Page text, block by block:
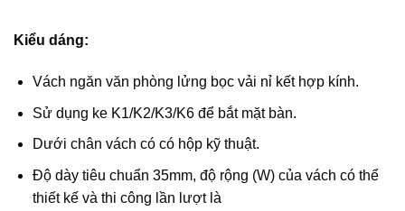
Kiểu dáng:
Vách ngăn văn phòng lửng bọc vải nỉ kết hợp kính.
Sử dụng ke K1/K2/K3/K6 để bắt mặt bàn.
Dưới chân vách có có hộp kỹ thuật.
Độ dày tiêu chuẩn 35mm, độ rộng (W) của vách có thể
thiết kế và thi công lần lượt là